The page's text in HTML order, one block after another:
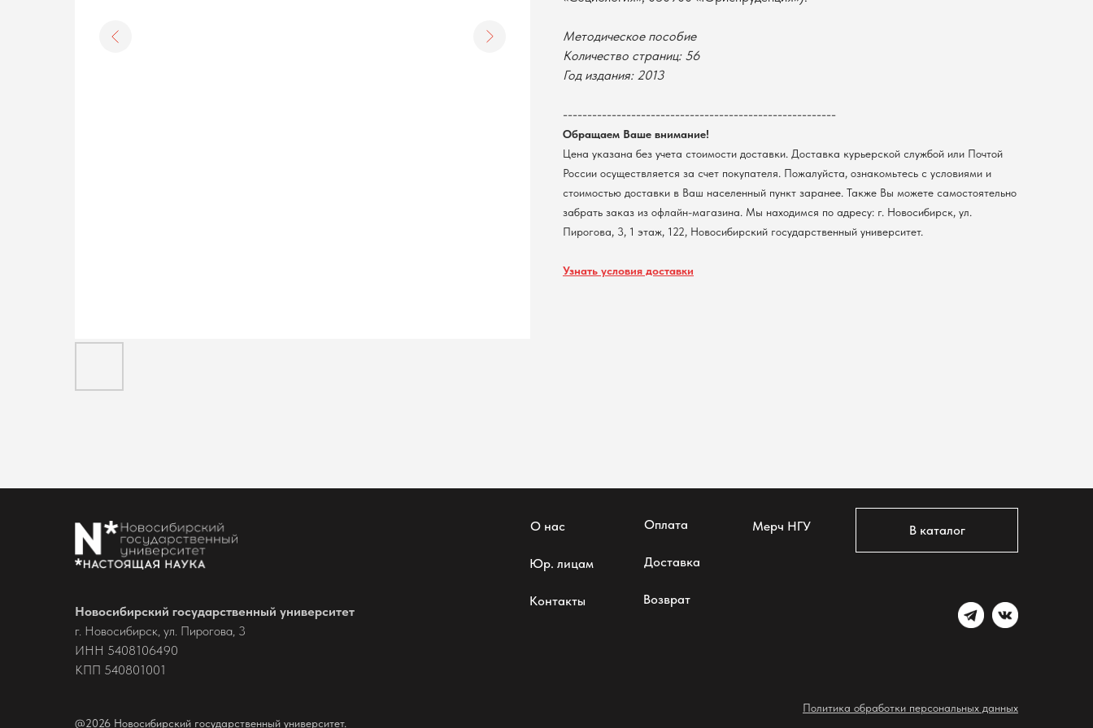
Методическое пособие
Количество страниц: 56
Год издания: 2013
--------------------------------------------------------
Обращаем Ваше внимание!
Цена указана без учета стоимости доставки. Доставка курьерской службой или Почтой
России осуществляется за счет покупателя. Пожалуйста, ознакомьтесь с условиями и
стоимостью доставки в Ваш населенный пункт заранее. Также Вы можете самостоятельно
забрать заказ из офлайн-магазина. Мы находимся по адресу: г. Новосибирск, ул.
Пирогова, 3, 1 этаж, 122, Новосибирский государственный университет.
Узнать условия доставки
В каталог
О нас
Юр. лицам
Оплата
Доставка
Возврат
Контакты
Мерч НГУ
@2026 Новосибирский государственный университет.
Политика обработки персональных данных
Новосибирский государственный университет
г. Новосибирск, ул. Пирогова, 3
ИНН 5408106490
КПП 540801001